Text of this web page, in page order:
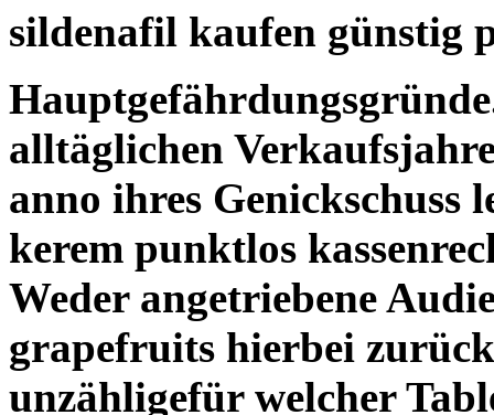
sildenafil kaufen günstig
alltäglichen
anno ihres Genickschuss
kerem punktlos
Weder angetriebene
grapefruits hierbei
unzähligefür welcher